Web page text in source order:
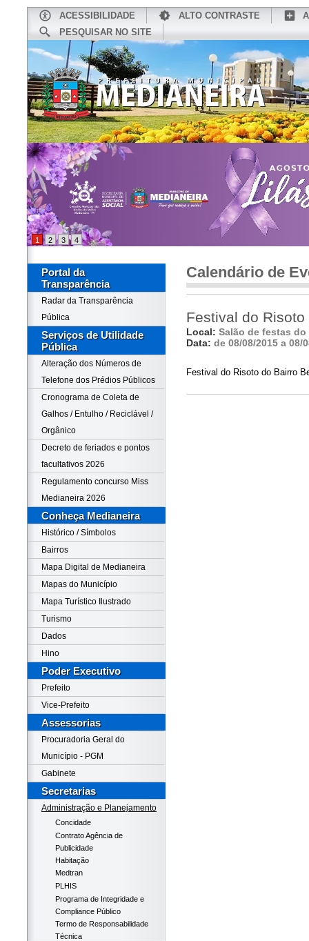
ACESSIBILIDADE ALTO CONTRASTE
PESQUISAR NO SITE
CONHEÇA MEDIANEIRA
1 2 3 4
Portal da
Transparência
Radar da Transparência
Pública
Serviços de Utilidade
Pública
Alteração dos Números de
Telefone dos Prédios Públicos
Cronograma de Coleta de
Galhos / Entulho / Reciclável /
Orgânico
Decreto de feriados e pontos
facultativos 2026
Regulamento concurso Miss
Medianeira 2026
Conheça Medianeira
Histórico / Símbolos
Bairros
Mapa Digital de Medianeira
Mapas do Município
Mapa Turístico Ilustrado
Turismo
Dados
Hino
Poder Executivo
Prefeito
Vice-Prefeito
Assessorias
Procuradoria Geral do
Município - PGM
Gabinete
Secretarias
Administração e Planejamento
Concidade
Contrato Agência de
Publicidade
Habitação
Medtran
PLHIS
Programa de Integridade e
Compliance Público
Termo de Responsabilidade
Técnica
Calendário de
Festival do
Local: Salão de festas
Data: de 08/08/2015 a 08/
Festival do Risoto do Bairro